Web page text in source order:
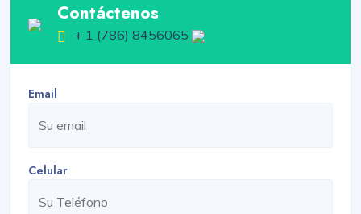
Contáctenos
+ 1 (786) 8456065
Email
Celular